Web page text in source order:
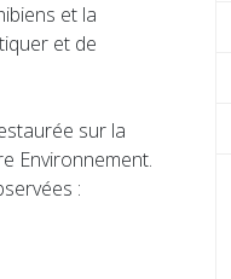
et la
et de
sur la
Environnement.
: